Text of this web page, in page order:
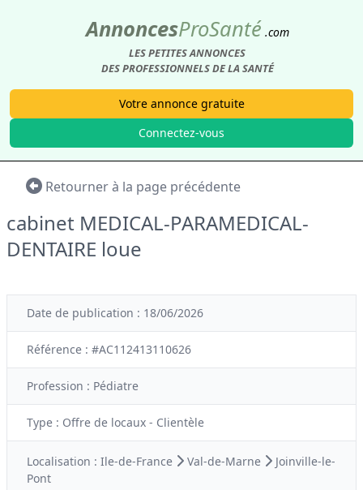
AnnoncesProSanté .com
LES PETITES ANNONCES
DES PROFESSIONNELS DE LA SANTÉ
Votre annonce gratuite
Connectez-vous
Retourner à la page précédente
cabinet MEDICAL-PARAMEDICAL-
DENTAIRE loue
Date de publication : 18/06/2026
Référence : #AC112413110626
Profession : Pédiatre
Type : Offre de locaux - Clientèle
Localisation : Ile-de-France Val-de-Marne
Joinville-le-
Pont